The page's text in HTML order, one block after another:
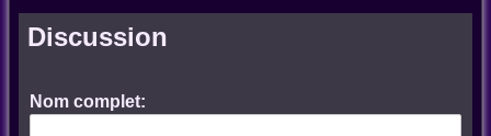
Discussion
Nom complet: